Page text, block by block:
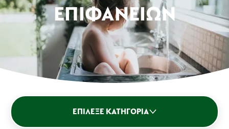
ΕΠΙΦΑΝΕΙΏΝ
ΕΠΊΛΕΞΕ ΚΑΤΗΓΟΡΊΑ
Καθαριστικά Επιφανειών